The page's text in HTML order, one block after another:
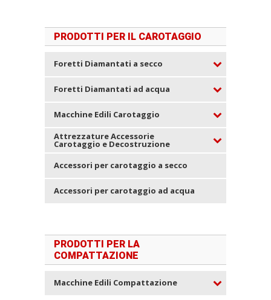
PRODOTTI PER IL CAROTAGGIO
Foretti Diamantati a secco
Foretti Diamantati ad acqua
Macchine Edili Carotaggio
Attrezzature Accessorie
Carotaggio e Decostruzione
Accessori per carotaggio a secco
Accessori per carotaggio ad acqua
PRODOTTI PER LA
COMPATTAZIONE
Macchine Edili Compattazione